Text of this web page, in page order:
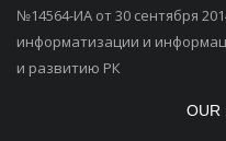
№14564-ИА от 30 сентября
информатизации и
и развитию РК
OUR